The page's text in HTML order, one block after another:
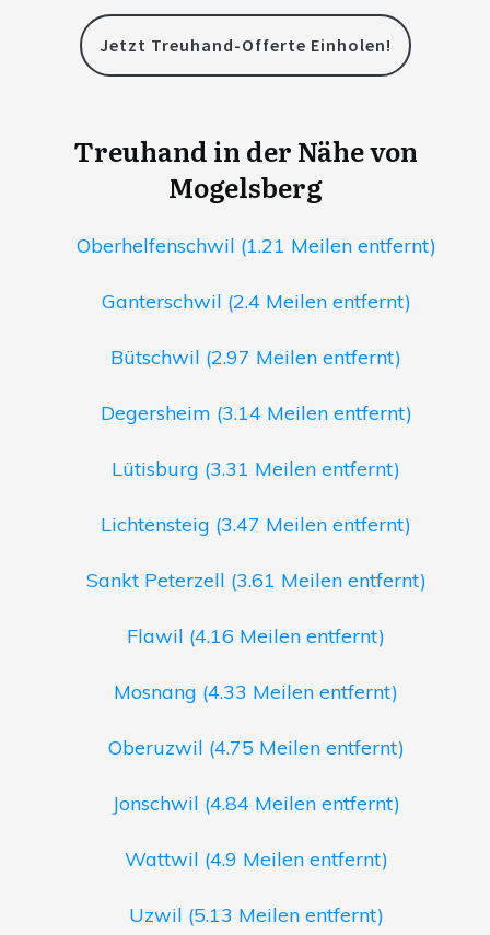
Jetzt Treuhand-Offerte Einholen!
Treuhand in der Nähe von
Mogelsberg
Oberhelfenschwil (1.21 Meilen entfernt)
Ganterschwil (2.4 Meilen entfernt)
Bütschwil (2.97 Meilen entfernt)
Degersheim (3.14 Meilen entfernt)
Lütisburg (3.31 Meilen entfernt)
Lichtensteig (3.47 Meilen entfernt)
Sankt Peterzell (3.61 Meilen entfernt)
Flawil (4.16 Meilen entfernt)
Mosnang (4.33 Meilen entfernt)
Oberuzwil (4.75 Meilen entfernt)
Jonschwil (4.84 Meilen entfernt)
Wattwil (4.9 Meilen entfernt)
Uzwil (5.13 Meilen entfernt)